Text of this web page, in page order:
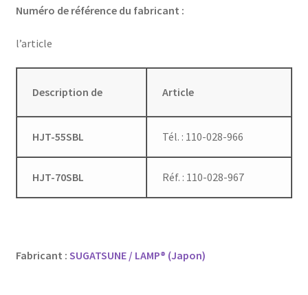
Numéro de référence du fabricant :
l’article
Description de Article
HJT-55SBL Tél. : 110-028-966
HJT-70SBL Réf. : 110-028-967
Fabricant : SUGATSUNE / LAMP® (Japon)